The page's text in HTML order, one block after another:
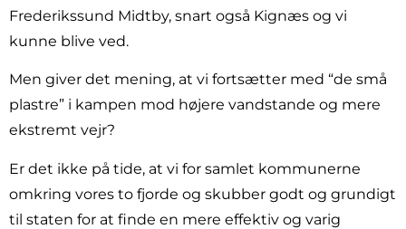
Frederikssund Midtby, snart også Kignæs og vi
kunne blive ved.
Men giver det mening, at vi fortsætter med “de små
plastre” i kampen mod højere vandstande og mere
ekstremt vejr?
Er det ikke på tide, at vi for samlet kommunerne
omkring vores to fjorde og skubber godt og grundigt
til staten for at finde en mere effektiv og varig